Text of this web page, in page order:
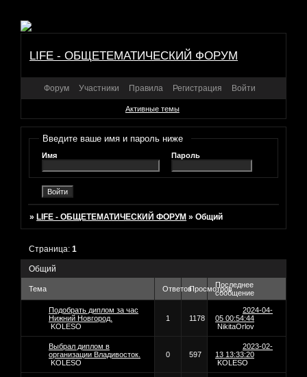
LIFE - ОБЩЕТЕМАТИЧЕСКИЙ ФОРУМ
Форум Участники Правила Регистрация Войти
Активные темы
Введите ваше имя и пароль ниже
Имя Пароль
» LIFE - ОБЩЕТЕМАТИЧЕСКИЙ ФОРУМ »Общий
Общий
Страница:1
Тема ОтветовПросмотровПоследнее
сообщение
Подобрать диплом за час
Нижний Новгород.
KOLESO
1 1178
2024-04-
05 00:54:44
NikitaOrlov
Выбрал диплом в
организации Владивосток.
KOLESO
0 597
2023-02-
13 13:33:20
KOLESO